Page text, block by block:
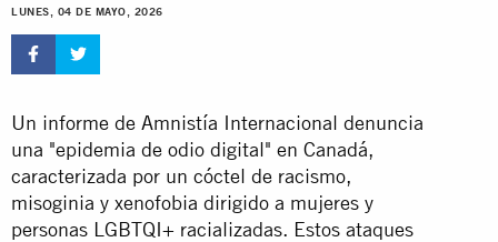
LUNES, 04 DE MAYO, 2026
Un informe de Amnistía Internacional denuncia
una "epidemia de odio digital" en Canadá,
caracterizada por un cóctel de racismo,
misoginia y xenofobia dirigido a mujeres y
personas LGBTQI+ racializadas. Estos ataques